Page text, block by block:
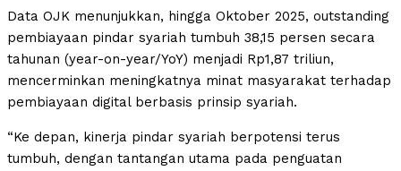
Data OJK menunjukkan, hingga Oktober 2025, outstanding
pembiayaan pindar syariah tumbuh 38,15 persen secara
tahunan (year-on-year/YoY) menjadi Rp1,87 triliun,
mencerminkan meningkatnya minat masyarakat terhadap
pembiayaan digital berbasis prinsip syariah.
“Ke depan, kinerja pindar syariah berpotensi terus
tumbuh, dengan tantangan utama pada penguatan